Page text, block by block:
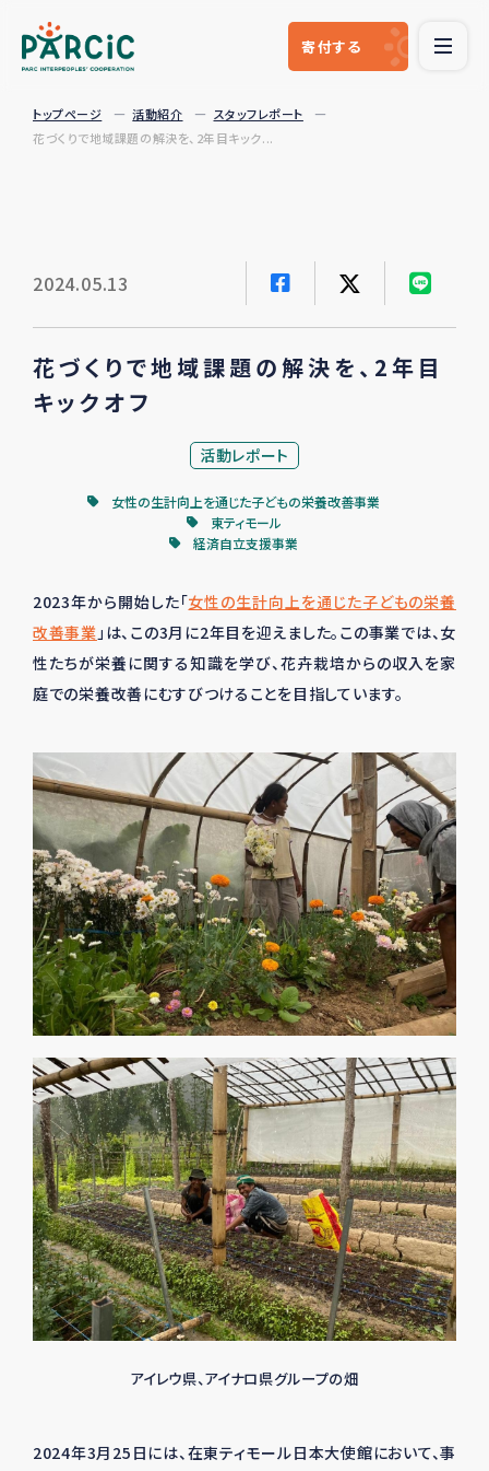
寄付する
トップページ 活動紹介
スタッフレポート
花づくりで地域課題の解決を、2年目キック...
2024.05.13
花づくりで地域課題の解決を、2年目
キックオフ
活動レポート
女性の生計向上を通じた子どもの栄養改善事業
東ティモール
経済自立支援事業
2023年から開始した「女性の生計向上を通じた子どもの栄養
改善事業」は、この3月に2年目を迎えました。この事業では、女
性たちが栄養に関する知識を学び、花卉栽培からの収入を家
庭での栄養改善にむすびつけることを目指しています。
アイレウ県、アイナロ県グループの畑
2024年3月 25 日には、在東ティモール日本大使館において、事